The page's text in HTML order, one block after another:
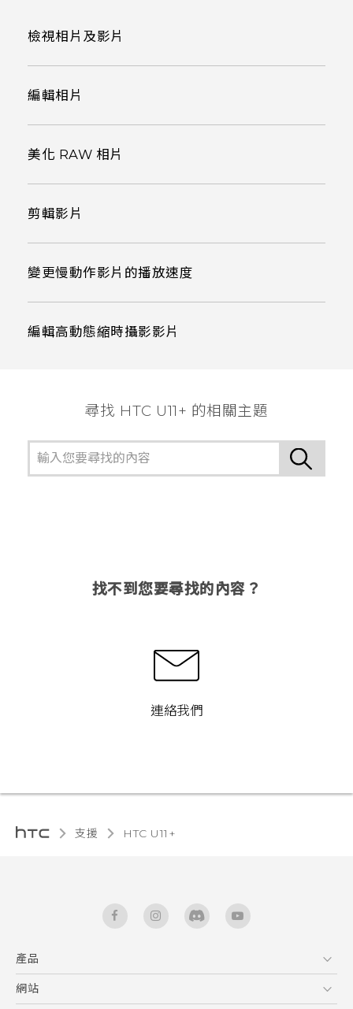
檢視相片及影片
編輯相片
美化 RAW 相片
剪輯影片
變更慢動作影片的播放速度
編輯高動態縮時攝影影片
尋找 HTC U11+ 的相關主題
找不到您要尋找的內容？
連絡我們
支援 HTC U11+‎
產品
5G
網站